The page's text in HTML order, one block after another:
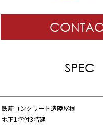
SPEC
鉄筋コンクリート造陸屋根
地下1階付3階建